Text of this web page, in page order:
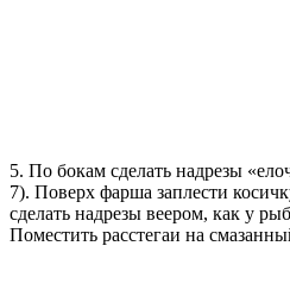
5. По бокам сделать надрезы
7). Поверх фарша заплести
сделать надрезы веером, как у
Поместить расстегаи на